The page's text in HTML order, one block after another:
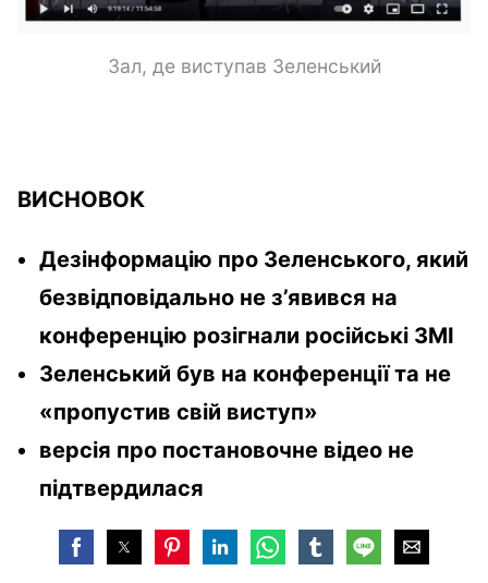
Зал, де виступав Зеленський
ВИСНОВОК
Дезінформацію про Зеленського, який
безвідповідально не з’явився на
конференцію розігнали російські ЗМІ
Зеленський був на конференції та не
«пропустив свій виступ»
версія про постановочне відео не
підтвердилася